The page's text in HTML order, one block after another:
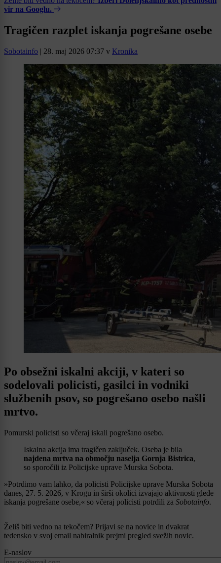
vir na Googlu.
Tragičen razplet iskanja pogrešane osebe
Sobotainfo | 28. maj 2026 07:37 v Kronika
Po obsežni iskalni akciji, v kateri so
sodelovali policisti, gasilci in vodniki
službenih psov, so pogrešano osebo našli
mrtvo.
Pomurski policisti so včeraj iskali pogrešano osebo.
Iskalna akcija ima tragičen zaključek. Oseba je bila
najdena mrtva na območju naselja Gornja Bistrica,
so sporočili iz Policijske uprave Murska Sobota.
»Potrdimo vam lahko, da policisti Policijske uprave Murska Sobota
danes, 27. 5. 2026, v Krogu in širši okolici izvajajo aktivnosti glede
iskanja pogrešane osebe,« so včeraj policisti potrdili za Sobotainfo.
Želiš biti vedno na tekočem? Prijavi se na novice in dvakrat
tedensko v svoj email nabiralnik prejmi pregled svežih novic.
E-naslov